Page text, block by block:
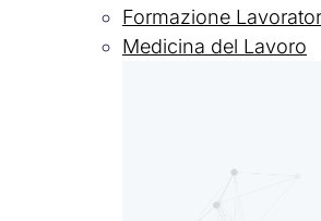
Formazione
Medicina del Lavoro